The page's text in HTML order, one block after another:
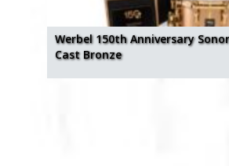
Werbel 150th Anniversary
Cast Bronze